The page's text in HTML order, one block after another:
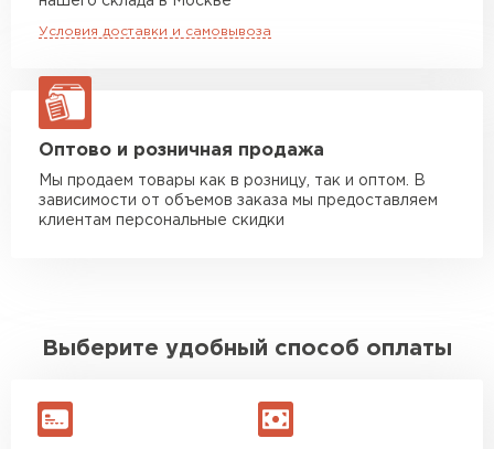
макс. длина груза 8 м
макс. длина груза 13,5 м
ЗАКАЗАТЬ С ДОСТАВКОЙ
Условия доставки и самовывоза
Оптово и розничная продажа
Мы продаем товары как в розницу, так и оптом. В
зависимости от объемов заказа мы предоставляем
клиентам персональные скидки
Выберите удобный способ оплаты